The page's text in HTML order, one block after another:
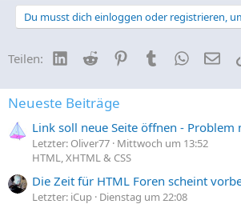
Du musst dich einloggen oder registrieren,
Teilen: LinkedIn
Reddit PinterestTumblr E-
Neueste Beiträge
Link soll neue Seite öffnen - Problem
Letzter: Oliver77 Mittwoch um 13:52
HTML, XHTML & CSS
Die Zeit für HTML Foren scheint
Letzter: iCup Dienstag um 22:08